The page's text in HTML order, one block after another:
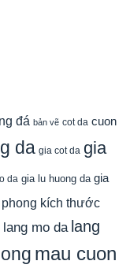
đá bản vẽ cot da cuon
da gia cot da gia
da gia lu huong da gia
kích thước
lang mo da lang
mau cuon